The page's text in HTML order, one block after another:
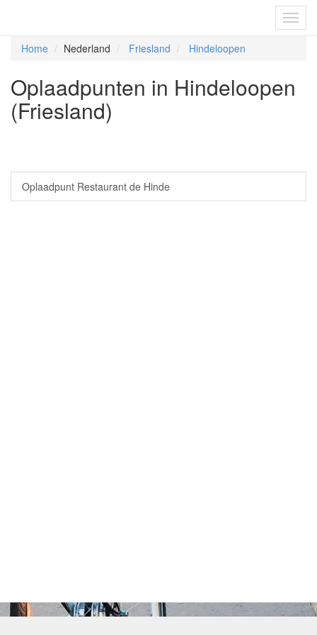
Home Nederland Friesland Hindeloopen
Oplaadpunten in Hindeloopen
(Friesland)
Oplaadpunt Restaurant de Hinde